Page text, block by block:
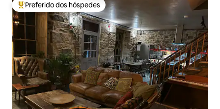
Entre os melhores preferidos dos hóspedes
Preferido dos hóspedes